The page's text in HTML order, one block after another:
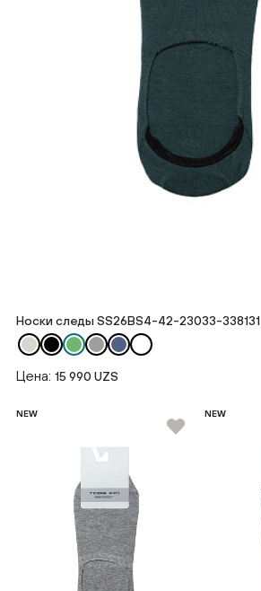
Носки следы SS26BS4-42-23033-338131
Цена: 15 990 UZS
NEW NEW